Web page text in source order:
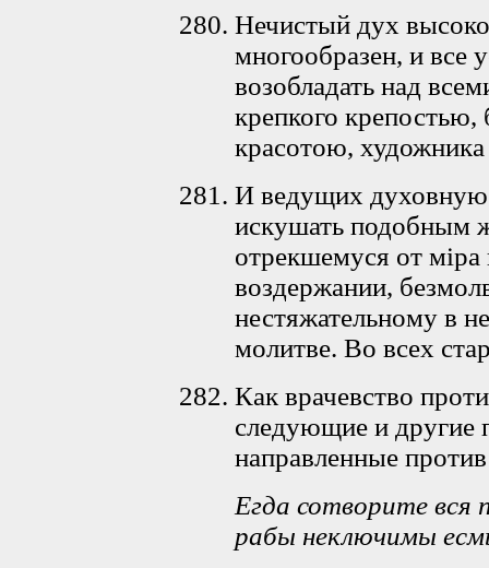
Нечистый дух
многообразен, и все
возобладать над
крепкого крепостью,
красотою,
И ведущих духовную
искушать подобным
отрекшемуся от мiра
воздержании,
нестяжательному в
молитве. Во всех
Как врачевство
следующие и другие
направленные
Егда сотворите вся
рабы неключимы